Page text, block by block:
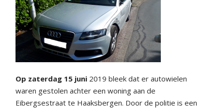
Op zaterdag 15 juni 2019 bleek dat er autowielen
waren gestolen achter een woning aan de
Eibergsestraat te Haaksbergen. Door de politie is een